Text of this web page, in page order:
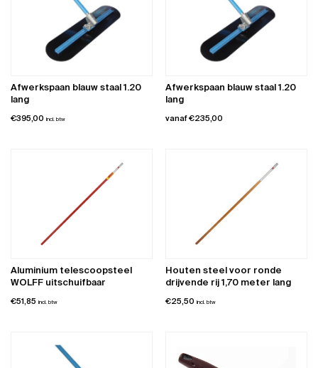
Afwerkspaan blauw staal 1.20
lang
vanaf€235,00
op
productpagina
Aluminium telescoopsteel
WOLFF uitschuifbaar
€51,85 incl. btw
Houten steel voor ronde
drijvende rij 1,70 meter lang
€25,50 incl. btw
Afwerkspaan blauw staal 1.20
lang
€395,00 incl. btw